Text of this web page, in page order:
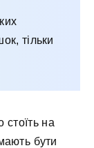
тільки
на
бути